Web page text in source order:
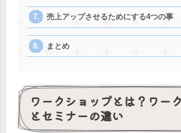
売上アップさせるためにする4つの事
まとめ
ワークショップとは？ワー
とセミナーの違い